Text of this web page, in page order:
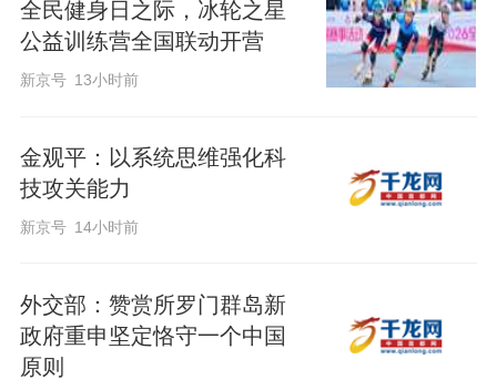
全民健身日之际，冰轮之星
公益训练营全国联动开营
新京号 13小时前
金观平：以系统思维强化科
技攻关能力
新京号 14小时前
外交部：赞赏所罗门群岛新
政府重申坚定恪守一个中国
原则